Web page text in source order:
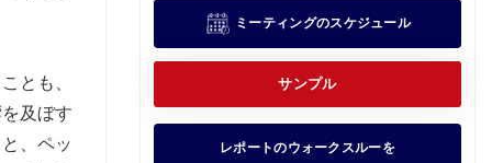
とも、
及ぼす
、ペッ
ミーティングのスケジュール
サンプル
レポートのウォークスルーを